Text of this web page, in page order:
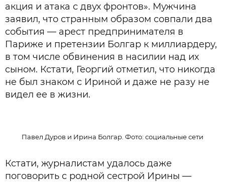
акция и атака с двух фронтов». Мужчина
заявил, что странным образом совпали два
события — арест предпринимателя в
Париже и претензии Болгар к миллиардеру,
в том числе обвинения в насилии над их
сыном. Кстати, Георгий отметил, что никогда
не был знаком с Ириной и даже не разу не
видел ее в жизни.
Павел Дуров и Ирина Болгар. Фото: социальные сети
Кстати, журналистам удалось даже
поговорить с родной сестрой Ирины —